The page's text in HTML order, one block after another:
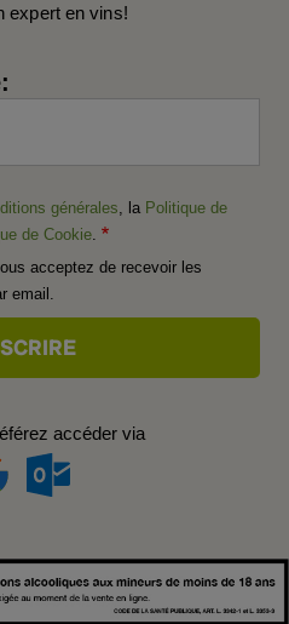
expert en vins!
générales , la Politique de
de Cookie
acceptez de recevoir les
email.
accéder via